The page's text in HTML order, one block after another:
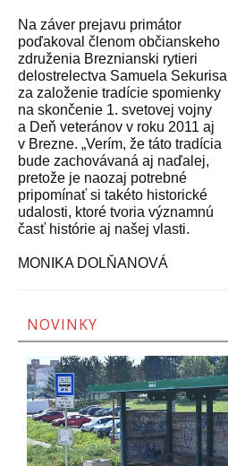
Na záver prejavu primátor
poďakoval členom občianskeho
združenia Breznianski rytieri
delostrelectva Samuela Sekurisa
za založenie tradície spomienky
na skončenie 1. svetovej vojny
a Deň veteránov v roku 2011 aj
v Brezne. „Verím, že táto tradícia
bude zachovávaná aj naďalej,
pretože je naozaj potrebné
pripomínať si takéto historické
udalosti, ktoré tvoria významnú
časť histórie aj našej vlasti.
MONIKA DOLŇANOVÁ
NOVINKY